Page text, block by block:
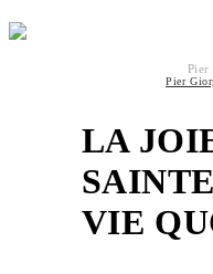
Pier
Pier
LA
VIE